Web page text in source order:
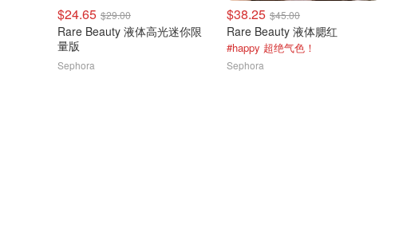
$24.65 $29.00
Rare Beauty 液体高光迷你限
量版
Sephora
$38.25 $45.00
Rare Beauty 液体腮红
#happy 超绝气色！
Sephora